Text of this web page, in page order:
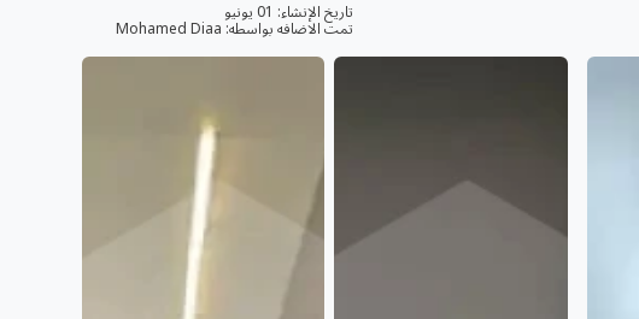
تاريخ الإنشاء:
تمت الاضافه بواسطه: Mohamed Diaa